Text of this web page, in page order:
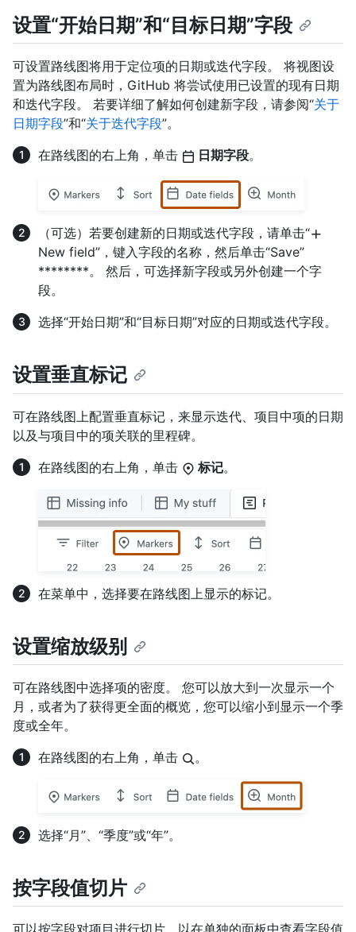
设置“开始日期”和“目标日期”字段
可设置路线图将用于定位项的日期或迭代字段。 将视图设
置为路线图布局时，GitHub 将尝试使用已设置的现有日期
和迭代字段。 若要详细了解如何创建新字段，请参阅“关于
日期字段”和“关于迭代字段”。
在路线图的右上角，单击
日期字段。
（可选）若要创建新的日期或迭代字段，请单击“
New field”，键入字段的名称，然后单击“Save”
********。 然后，可选择新字段或另外创建一个字
段。
选择“开始日期”和“目标日期”对应的日期或迭代字段。
设置垂直标记
可在路线图上配置垂直标记，来显示迭代、项目中项的日期
以及与项目中的项关联的里程碑。
在路线图的右上角，单击
标记。
在菜单中，选择要在路线图上显示的标记。
设置缩放级别
可在路线图中选择项的密度。 您可以放大到一次显示一个
月，或者为了获得更全面的概览，您可以缩小到显示一个季
度或全年。
在路线图的右上角，单击
。
选择“月”、“季度”或“年”。
按字段值切片
可以按字段对项目进行切片，以在单独的面板中查看字段值